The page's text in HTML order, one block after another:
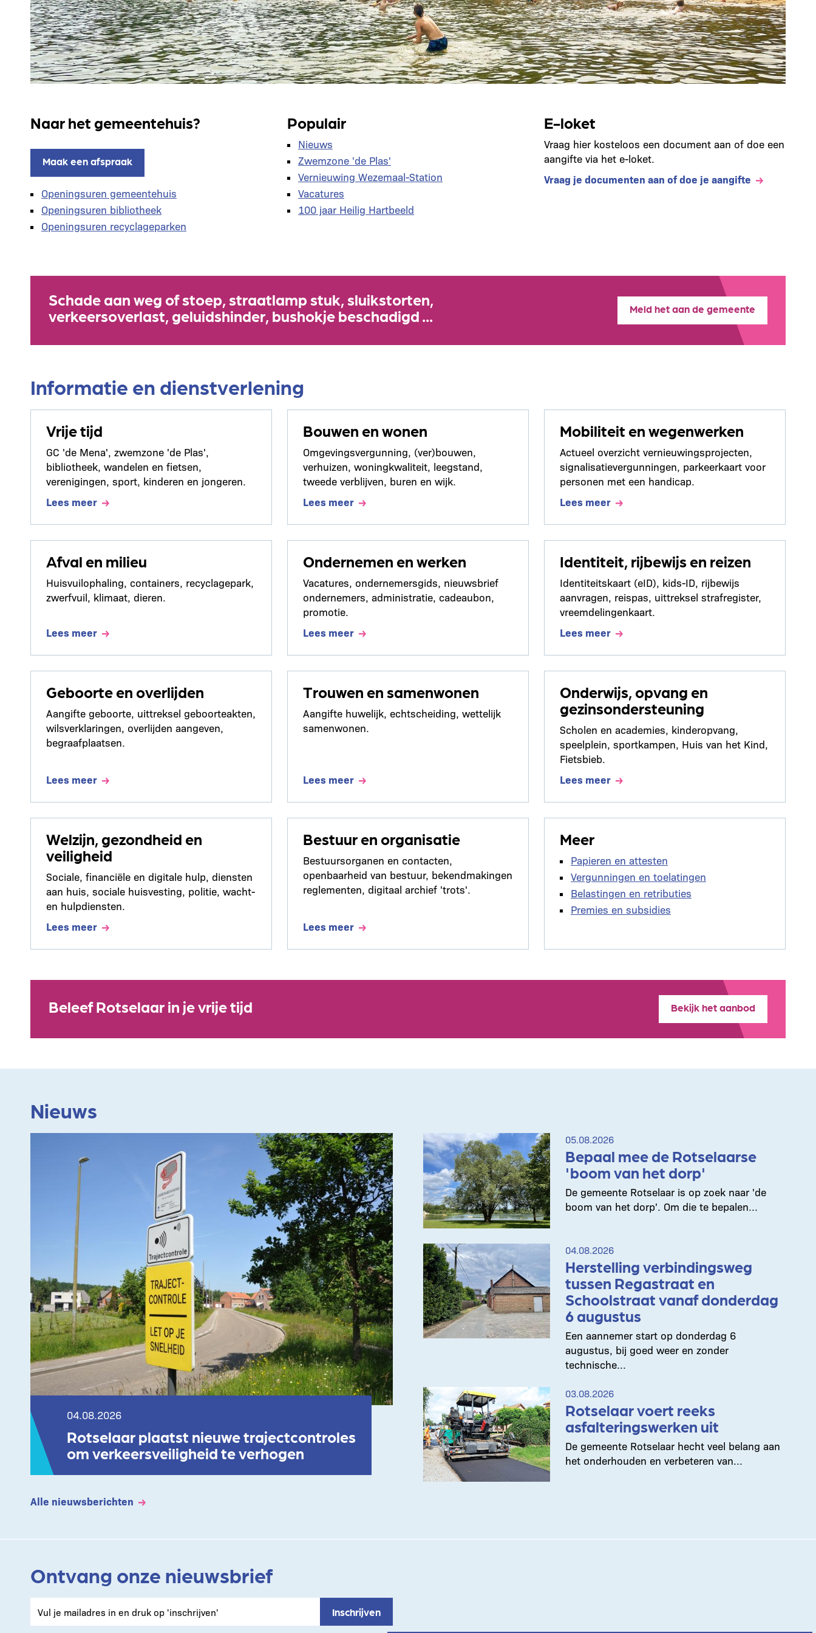
Naar het gemeentehuis?
Maak een afspraak
Openingsuren gemeentehuis
Openingsuren bibliotheek
Openingsuren recyclageparken
Populair
Nieuws
Zwemzone 'de Plas'
Vernieuwing Wezemaal-Station
Vacatures
100 jaar Heilig Hartbeeld
E-loket
Vraag hier kosteloos een document aan of doe een
aangifte via het e-loket.
Vraag je documenten aan of doe je aangifte
Schade aan weg of stoep, straatlamp stuk, sluikstorten,
verkeersoverlast, geluidshinder, bushokje beschadigd ...
Meld het aan de gemeente
Informatie en dienstverlening
Vrije tijd
GC 'de Mena', zwemzone 'de Plas',
bibliotheek, wandelen en fietsen,
verenigingen, sport, kinderen en jongeren.
Lees meer
Bouwen en wonen
Omgevingsvergunning, (ver)bouwen,
verhuizen, woningkwaliteit, leegstand,
tweede verblijven, buren en wijk.
Lees meer
Mobiliteit en wegenwerken
Actueel overzicht vernieuwingsprojecten,
signalisatievergunningen, parkeerkaart voor
personen met een handicap.
Lees meer
Afval en milieu
Huisvuilophaling, containers, recyclagepark,
zwerfvuil, klimaat, dieren.
Lees meer
Ondernemen en werken
Vacatures, ondernemersgids, nieuwsbrief
ondernemers, administratie, cadeaubon,
promotie.
Lees meer
Identiteit, rijbewijs en reizen
Identiteitskaart (eID), kids-ID, rijbewijs
aanvragen, reispas, uittreksel strafregister,
vreemdelingenkaart.
Lees meer
Geboorte en overlijden
Aangifte geboorte, uittreksel geboorteakten,
wilsverklaringen, overlijden aangeven,
begraafplaatsen.
Lees meer
Trouwen en samenwonen
Aangifte huwelijk, echtscheiding, wettelijk
samenwonen.
Lees meer
Onderwijs, opvang en
gezinsondersteuning
Scholen en academies, kinderopvang,
speelplein, sportkampen, Huis van het Kind,
Fietsbieb.
Lees meer
Welzijn, gezondheid en
veiligheid
Sociale, financiële en digitale hulp, diensten
aan huis, sociale huisvesting, politie, wacht-
en hulpdiensten.
Lees meer
Bestuur en organisatie
Bestuursorganen en contacten,
openbaarheid van bestuur, bekendmakingen
reglementen, digitaal archief 'trots'.
Lees meer
Meer
Papieren en attesten
Vergunningen en toelatingen
Belastingen en retributies
Premies en subsidies
Beleef Rotselaar in je vrije tijd Bekijk het aanbod
Nieuws
Lees meer04.08.2026
Rotselaar plaatst nieuwe trajectcontroles
om verkeersveiligheid te verhogen
05.08.2026
Bepaal mee de Rotselaarse
'boom van het dorp'
De gemeente Rotselaar is op zoek naar 'de
boom van het dorp'. Om die te bepalen...
04.08.2026
Herstelling verbindingsweg
tussen Regastraat en
Schoolstraat vanaf donderdag
6 augustus
Een aannemer start op donderdag 6
augustus, bij goed weer en zonder
technische...
03.08.2026
Rotselaar voert reeks
asfalteringswerken uit
De gemeente Rotselaar hecht veel belang aan
het onderhouden en verbeteren van...
Alle nieuwsberichten
Ontvang onze nieuwsbrief